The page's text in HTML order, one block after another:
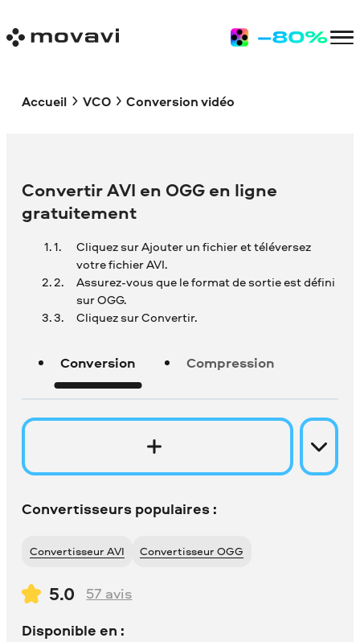
Accueil VCO Conversion vidéo
Convertir AVI en OGG en ligne
gratuitement
Cliquez sur Ajouter un fichier et téléversez
votre fichier AVI.
Assurez-vous que le format de sortie est défini
sur OGG.
Cliquez sur Convertir.
Conversion Compression
Convertisseurs populaires :
Convertisseur AVI Convertisseur OGG
5.0 57 avis
Disponible en :